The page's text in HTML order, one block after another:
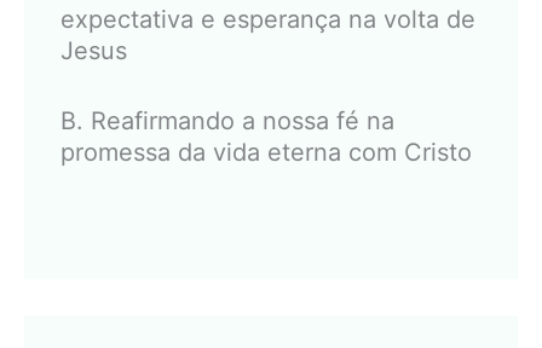
expectativa e esperança na volta de
Jesus
B. Reafirmando a nossa fé na
promessa da vida eterna com Cristo